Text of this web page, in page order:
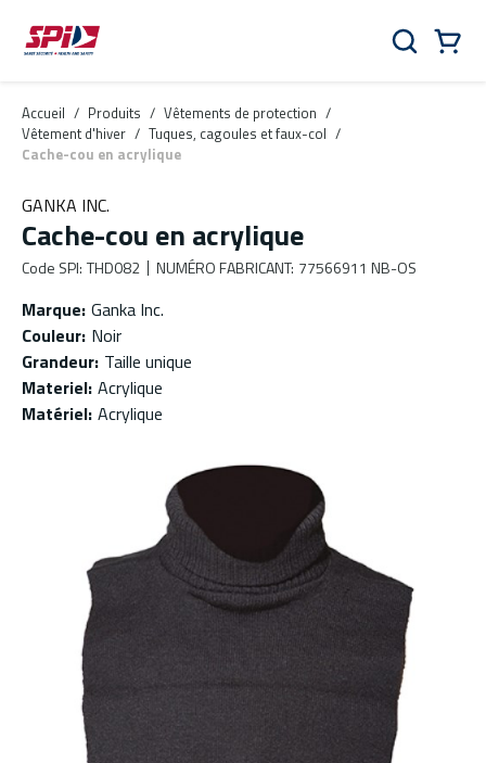
Aller au contenu principal
Skip to menu
Skip to footer
Rechercher
Accueil / Produits / Vêtements de protection /
Vêtement d'hiver / Tuques, cagoules et faux-col /
Cache-cou en acrylique
GANKA INC.
Cache-cou en acrylique
Code SPI: THD082 NUMÉRO FABRICANT: 77566911 NB-OS
Marque: Ganka Inc.
Couleur: Noir
Grandeur: Taille unique
Materiel: Acrylique
Matériel: Acrylique